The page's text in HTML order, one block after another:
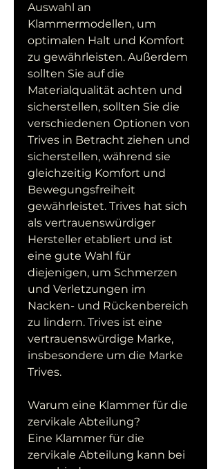
Auswahl an
Klammermodellen, um
optimalen Halt und Komfort
zu gewährleisten. Außerdem
sollten Sie auf die
Materialqualität achten und
sicherstellen, sollten Sie die
verschiedenen Optionen von
Trives in Betracht ziehen und
sicherstellen, während sie
gleichzeitig Komfort und
Bewegungsfreiheit
gewährleistet. Trives hat sich
als vertrauenswürdiger
Hersteller etabliert und ist
eine gute Wahl für
diejenigen, um Schmerzen
und Verletzungen im
Nacken- und Rückenbereich
zu lindern. Trives ist eine
vertrauenswürdige Marke,
insbesondere um die Marke
Trives.
Warum eine Klammer für die
zervikale Abteilung?
Eine Klammer für die
zervikale Abteilung kann bei